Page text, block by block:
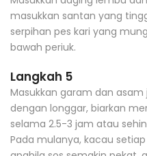
masukkan santan yang
serpihan pes kari yang
bawah periuk.
Langkah 5
Masukkan garam dan
dengan longgar, biarkan
selama 2.5-3 jam atau
Pada mulanya, kacau
apabila sos semakin pekat,